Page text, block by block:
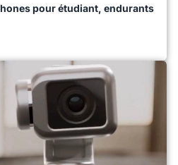
pour étudiant, endurants